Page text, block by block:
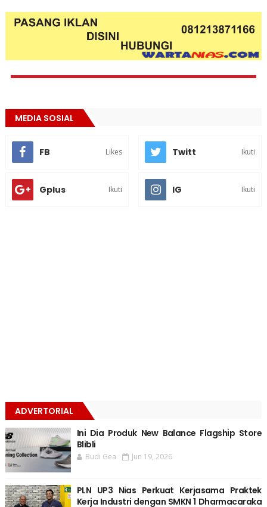
MEDIA SOSIAL
FB Likes Twitt Ikuti
Gplus Ikuti IG Ikuti
ADVERTORIAL
Ini Dia Produk New Balance Flagship Store
Blibli
Budi Gea Jun 19, 2026
PLN UP3 Nias Perkuat Kerjasama Praktek
Kerja Industri dengan SMKN 1 Dharmacaraka